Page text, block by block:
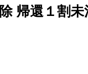
帰還１割